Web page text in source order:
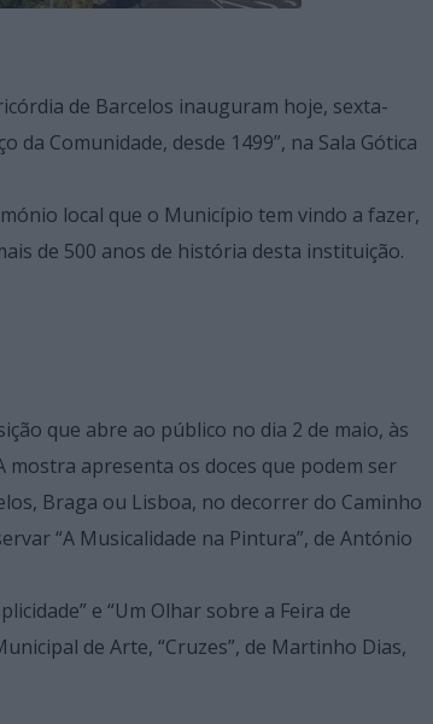
de Barcelos inauguram hoje, sexta-
Comunidade, desde 1499”, na Sala Gótica
local que o Município tem vindo a fazer,
de 500 anos de história desta instituição.
que abre ao público no dia 2 de maio, às
mostra apresenta os doces que podem ser
Braga ou Lisboa, no decorrer do Caminho
“A Musicalidade na Pintura”, de António
e “Um Olhar sobre a Feira de
de Arte, “Cruzes”, de Martinho Dias,